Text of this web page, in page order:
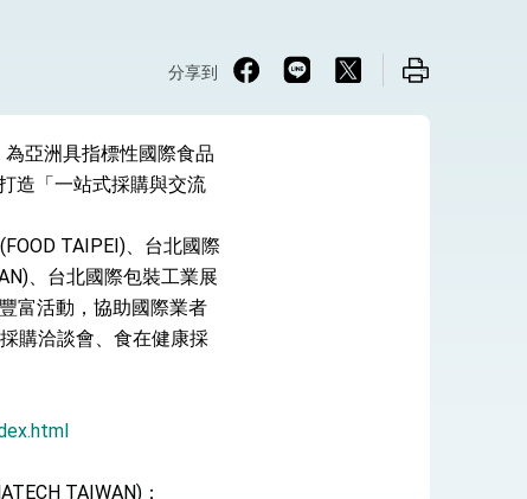
力支持並盡速通過
榮
分享到
亞洲具指標性國際食品
造「一站式採購與交流
TAIPEI)、台北國際
、台北國際包裝工業展
富活動，協助國際業者
購洽談會、食在健康採
TAIWAN)：